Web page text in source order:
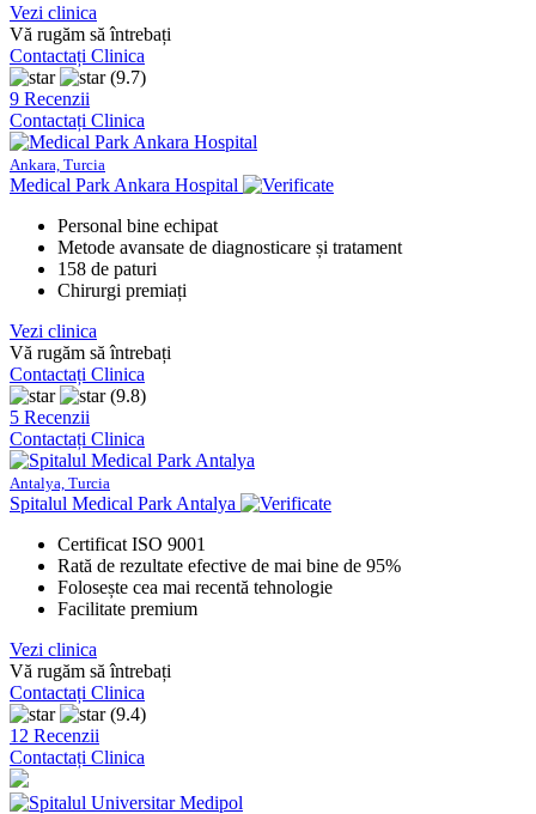
Vezi clinica
Vă rugăm să întrebați
Contactați Clinica
(9.7)
9 Recenzii
Contactați Clinica
Ankara, Turcia
Medical Park Ankara Hospital
Personal bine echipat
Metode avansate de diagnosticare și tratament
158 de paturi
Chirurgi premiați
Vezi clinica
Vă rugăm să întrebați
Contactați Clinica
(9.8)
5 Recenzii
Contactați Clinica
Antalya, Turcia
Spitalul Medical Park Antalya
Certificat ISO 9001
Rată de rezultate efective de mai bine de 95%
Folosește cea mai recentă tehnologie
Facilitate premium
Vezi clinica
Vă rugăm să întrebați
Contactați Clinica
(9.4)
12 Recenzii
Contactați Clinica